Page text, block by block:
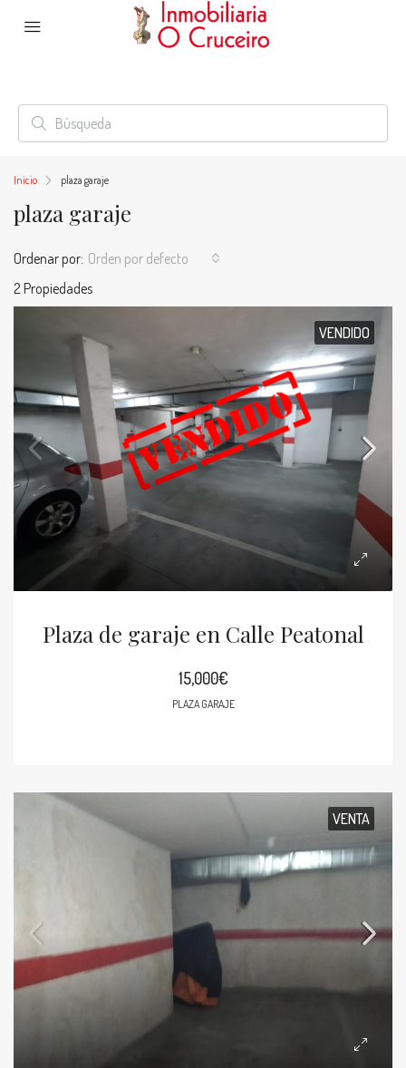
Inicio plaza garaje
plaza garaje
2 Propiedades
Ordenar por: Orden por defecto
VENDIDO
Plaza de garaje en Calle Peatonal
15,000€
PLAZA GARAJE
VENTA